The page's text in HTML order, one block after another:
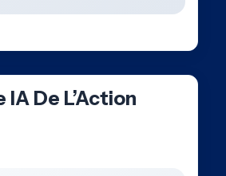
IA De L’Action